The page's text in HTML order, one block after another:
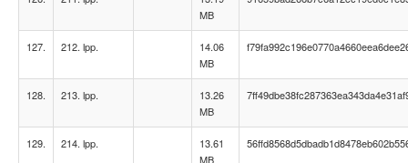
MB
127. 212. lpp.
14.06
MB
128. 213. lpp.
13.26
MB
129. 214. lpp.
13.61
MB